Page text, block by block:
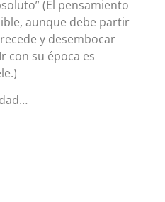
(El pensamiento
aunque debe partir
y desembocar
con su época es